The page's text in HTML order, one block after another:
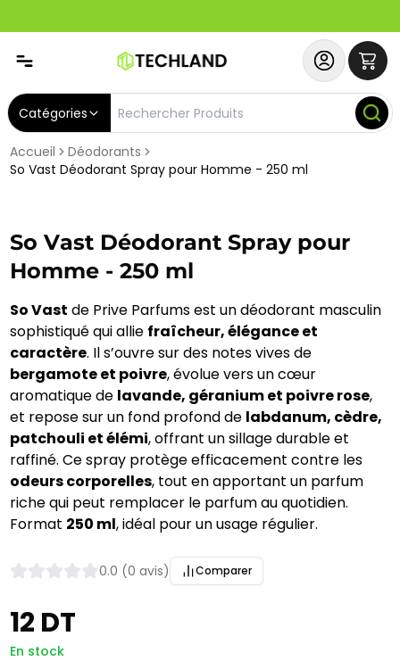
Catégories
Accueil
Déodorants
So Vast Déodorant Spray pour Homme - 250 ml
So Vast Déodorant Spray pour
Homme - 250 ml
So Vast de Prive Parfums est un déodorant masculin
sophistiqué qui allie fraîcheur, élégance et
caractère. Il s’ouvre sur des notes vives de
bergamote et poivre, évolue vers un cœur
aromatique de lavande, géranium et poivre rose,
et repose sur un fond profond de labdanum, cèdre,
patchouli et élémi, offrant un sillage durable et
raffiné. Ce spray protège efficacement contre les
odeurs corporelles, tout en apportant un parfum
riche qui peut remplacer le parfum au quotidien.
Format 250 ml, idéal pour un usage régulier.
0.0 (0 avis) Comparer
12 DT
En stock